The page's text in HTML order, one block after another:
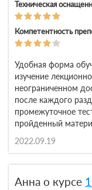
Техническая
Компетентность
Удобная форма
изучение
неограниченном
после каждого
промежуточное
пройденный
2022.09.19
Анна о курсе